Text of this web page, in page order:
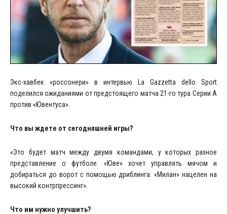
Экс-хавбек «россонери» в интервью La Gazzetta dello Sport
поделился ожиданиями от предстоящего матча 21-го тура Серии А
против «Ювентуса».
Что вы ждете от сегодняшней игры?
«Это будет матч между двумя командами, у которых разное
представление о футболе. «Юве» хочет управлять мячом и
добираться до ворот с помощью дриблинга. «Милан» нацелен на
высокий контрпрессинг».
Что им нужно улучшить?